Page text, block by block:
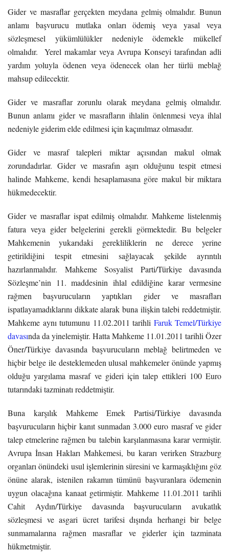
Gider ve masraflar gerçekten meydana gelmiş olmalıdır. Bunun
anlamı başvurucu mutlaka onları ödemiş veya yasal veya
sözleşmesel yükümlülükler nedeniyle ödemekle mükellef
olmalıdır. Yerel makamlar veya Avrupa Konseyi tarafından adli
yardım yoluyla ödenen veya ödenecek olan her türlü meblağ
mahsup edilecektir.
Gider ve masraflar zorunlu olarak meydana gelmiş olmalıdır.
Bunun anlamı gider ve masrafların ihlalin önlenmesi veya ihlal
nedeniyle giderim elde edilmesi için kaçınılmaz olmasıdır.
Gider ve masraf talepleri miktar açısından makul olmak
zorundadırlar. Gider ve masrafın aşırı olduğunu tespit etmesi
halinde Mahkeme, kendi hesaplamasına göre makul bir miktara
hükmedecektir.
Gider ve masraflar ispat edilmiş olmalıdır. Mahkeme listelenmiş
fatura veya gider belgelerini gerekli görmektedir. Bu belgeler
Mahkemenin yukarıdaki gerekliliklerin ne derece yerine
getirildiğini tespit etmesini sağlayacak şekilde ayrıntılı
hazırlanmalıdır. Mahkeme Sosyalist Parti/Türkiye davasında
Sözleşme’nin 11. maddesinin ihlal edildiğine karar vermesine
rağmen başvurucuların yaptıkları gider ve masrafları
ispatlayamadıklarını dikkate alarak buna ilişkin talebi reddetmiştir.
Mahkeme aynı tutumunu 11.02.2011 tarihli Faruk Temel/Türkiye
davasında da yinelemiştir. Hatta Mahkeme 11.01.2011 tarihli Özer
Öner/Türkiye davasında başvurucuların meblağ belirtmeden ve
hiçbir belge ile desteklemeden ulusal mahkemeler önünde yapmış
olduğu yargılama masraf ve gideri için talep ettikleri 100 Euro
tutarındaki tazminatı reddetmiştir.
Buna karşılık Mahkeme Emek Partisi/Türkiye davasında
başvurucuların hiçbir kanıt sunmadan 3.000 euro masraf ve gider
talep etmelerine rağmen bu talebin karşılanmasına karar vermiştir.
Avrupa İnsan Hakları Mahkemesi, bu kararı verirken Strazburg
organları önündeki usul işlemlerinin süresini ve karmaşıklığını göz
önüne alarak, istenilen rakamın tümünü başvuranlara ödemenin
uygun olacağına kanaat getirmiştir. Mahkeme 11.01.2011 tarihli
Cahit Aydın/Türkiye davasında başvurucuların avukatlık
sözleşmesi ve asgari ücret tarifesi dışında herhangi bir belge
sunmamalarına rağmen masraflar ve giderler için tazminata
hükmetmiştir.